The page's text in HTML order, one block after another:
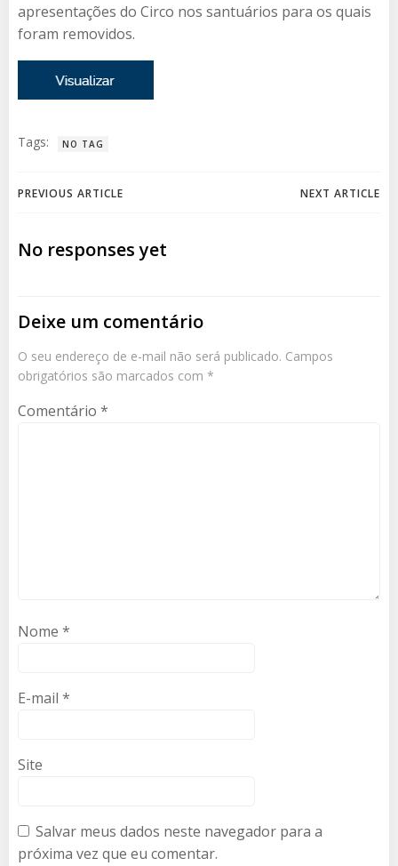
apresentações do Circo nos santuários para os quais
foram removidos.
Tags: NO TAG
Navegação
de
PREVIOUS ARTICLE
Navegação
NEXT ARTICLE
No responses yet
Deixe um comentário
O seu endereço de e-mail não será publicado. Campos
obrigatórios são marcados com *
Comentário *
Nome *
E-mail *
Site
Salvar meus dados neste navegador para a
próxima vez que eu comentar.